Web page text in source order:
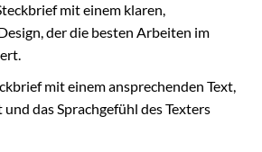
mit einem klaren,
der die besten Arbeiten im
mit einem ansprechenden Text,
das Sprachgefühl des Texters